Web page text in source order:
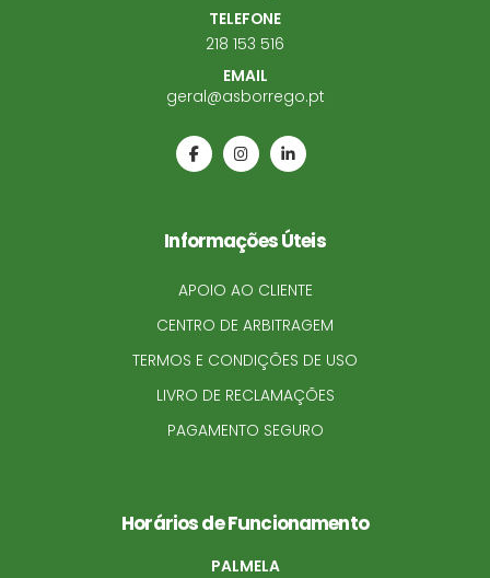
TELEFONE
218 153 516
EMAIL
geral@asborrego.pt
Informações Úteis
APOIO AO CLIENTE
CENTRO DE ARBITRAGEM
TERMOS E CONDIÇÕES DE USO
LIVRO DE RECLAMAÇÕES
PAGAMENTO SEGURO
Horários de Funcionamento
PALMELA